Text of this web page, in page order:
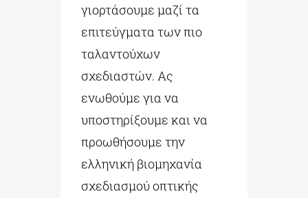
γιορτάσουμε μαζί τα
επιτεύγματα των πιο
ταλαντούχων
σχεδιαστών. Ας
ενωθούμε για να
υποστηρίξουμε και να
προωθήσουμε την
ελληνική βιομηχανία
σχεδιασμού οπτικής